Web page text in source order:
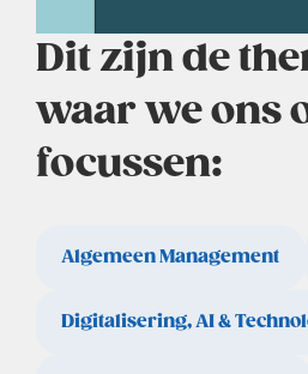
Dit zijn de
waar we ons
focussen:
Algemeen Management
Digitalisering, AI &